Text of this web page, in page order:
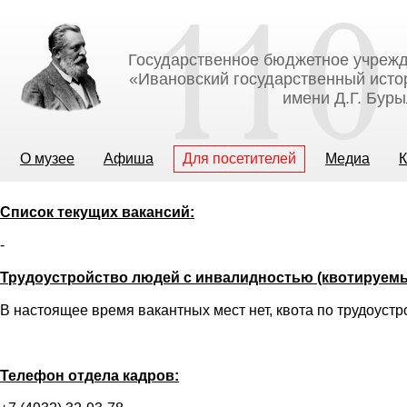
Государственное бюджетное
«Ивановский государственный
имени Д.Г.
О музее Афиша Для посетителей Медиа
Список текущих вакансий:
-
Трудоустройство людей с инвалидностью
В настоящее время вакантных мест нет, квота по
Телефон отдела кадров: